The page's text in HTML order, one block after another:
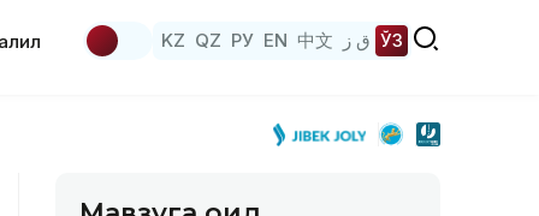
KZ QZ РУ EN 中文 ق ز ЎЗ